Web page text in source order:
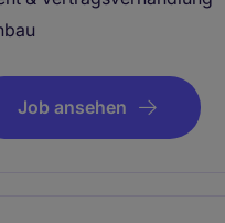
Job ansehen